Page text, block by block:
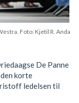
Foto: Kjetil R. Anda
De Panne
korte
ledelsen til